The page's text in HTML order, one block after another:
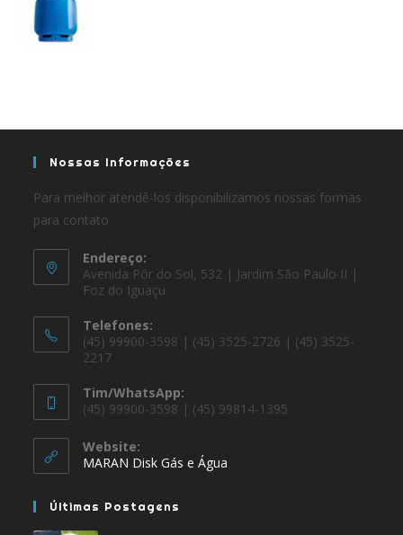
Nossas Informações
Para melhor atendê-los disponibilizamos nossas formas
para contato
Endereço:
Avenida Pôr do Sol, 532 | Jardim São Paulo II |
Foz do Iguaçu
Telefones:
(45) 99900-3598 | (45) 3525-2726 | (45) 3525-
2217
Tim/WhatsApp:
(45) 99900-3598 | (45) 99814-1395
Website:
MARAN Disk Gás e Água
Últimas Postagens